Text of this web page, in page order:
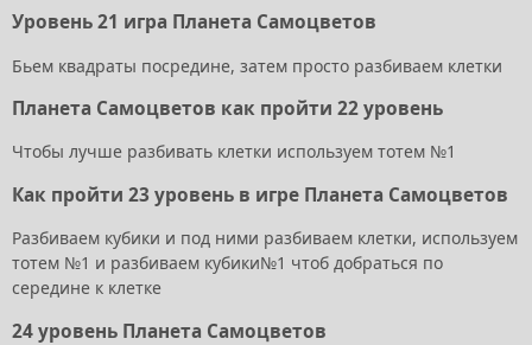
Уровень 21 игра Планета Самоцветов
Бьем квадраты посредине, затем просто разбиваем клетки
Планета Самоцветов как пройти 22 уровень
Чтобы лучше разбивать клетки используем тотем №1
Как пройти 23 уровень в игре Планета Самоцветов
Разбиваем кубики и под ними разбиваем клетки, используем
тотем №1 и разбиваем кубики№1 чтоб добраться по
середине к клетке
24 уровень Планета Самоцветов